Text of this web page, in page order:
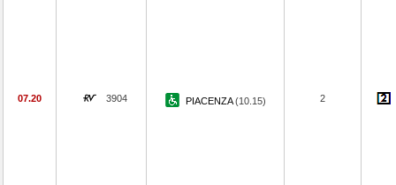
07.20 3904 PIACENZA(10.15) 2